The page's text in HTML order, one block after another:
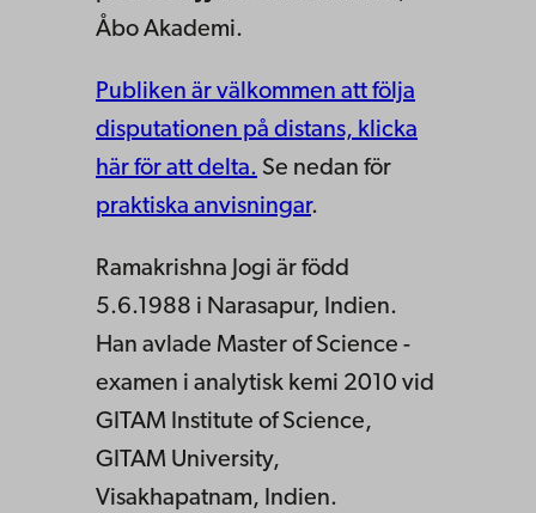
Åbo Akademi.
Publiken är välkommen att följa
disputationen på distans, klicka
här för att delta. Se nedan för
praktiska anvisningar.
Ramakrishna Jogi är född
5.6.1988 i Narasapur, Indien.
Han avlade Master of Science -
examen i analytisk kemi 2010 vid
GITAM Institute of Science,
GITAM University,
Visakhapatnam, Indien.